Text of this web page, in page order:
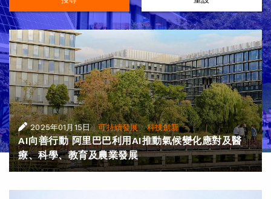
2025年01月15日 |可持續發展·科技創新
AI向善行動 阿里巴巴利用AI推動氣候變化應對及醫
療、科學、教育及農業發展